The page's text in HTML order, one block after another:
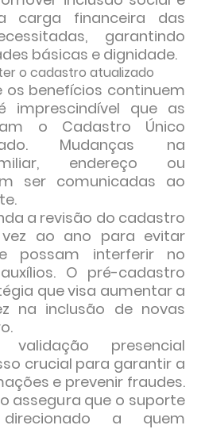
carga financeira das
garantindo
básicas e dignidade.
o cadastro atualizado
os benefícios continuem
imprescindível que as
o Cadastro Único
Mudanças na
endereço ou
ser comunicadas ao
a revisão do cadastro
ao ano para evitar
possam interferir no
O pré-cadastro
que visa aumentar a
na inclusão de novas
presencial
crucial para garantir a
e prevenir fraudes.
assegura que o suporte
a quem